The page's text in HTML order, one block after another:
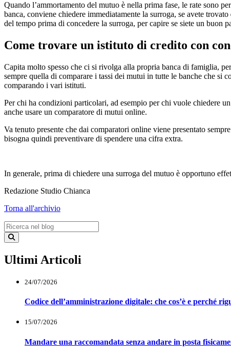
Quando l’ammortamento del mutuo è nella prima fase, le rate sono
banca, conviene chiedere immediatamente la surroga, se avete
del tempo prima di concedere la surroga, per capire se siete un buon
Come trovare un istituto di credito con
Capita molto spesso che ci si rivolga alla propria banca di famiglia,
sempre quella di comparare i tassi dei mutui in tutte le banche che si
comparando i vari istituti.
Per chi ha condizioni particolari, ad esempio per chi vuole chiedere
anche usare un comparatore di mutui online.
Va tenuto presente che dai comparatori online viene presentato
bisogna quindi preventivare di spendere una cifra extra.
In generale, prima di chiedere una surroga del mutuo è opportuno
Redazione Studio Chianca
Torna all'archivio
Ultimi Articoli
24/07/2026
Codice dell’amministrazione digitale: che cos’è e perché
15/07/2026
Mandare una raccomandata senza andare in posta